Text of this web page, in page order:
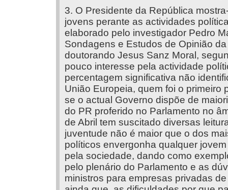
3. O Presidente da República
jovens perante as actividades
elaborado pelo investigador Pedro
Sondagens e Estudos de Opinião
doutorando Jesus Sanz Moral,
pouco interesse pela actividade
percentagem significativa não
União Europeia, quem foi o primeiro
se o actual Governo dispõe de
do PR proferido no Parlamento no
de Abril tem suscitado diversas
juventude não é maior que o dos
políticos envergonha qualquer
pela sociedade, dando como
pelo plenário do Parlamento e as
ministros para empresas privadas